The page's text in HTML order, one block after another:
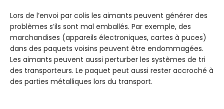
Lors de l’envoi par colis les aimants peuvent générer des
problèmes s’ils sont mal emballés. Par exemple, des
marchandises (appareils électroniques, cartes à puces)
dans des paquets voisins peuvent être endommagées.
Les aimants peuvent aussi perturber les systèmes de tri
des transporteurs. Le paquet peut aussi rester accroché à
des parties métalliques lors du transport.